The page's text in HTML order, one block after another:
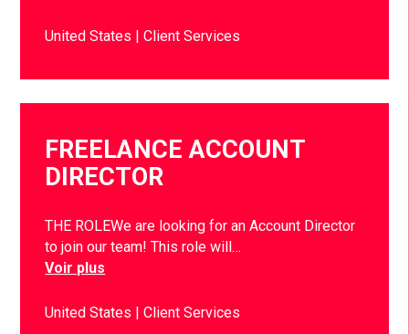
United States Client Services
FREELANCE ACCOUNT
DIRECTOR
THE ROLEWe are looking for an Account Director
to join our team! This role will…
Voir plus
United States Client Services